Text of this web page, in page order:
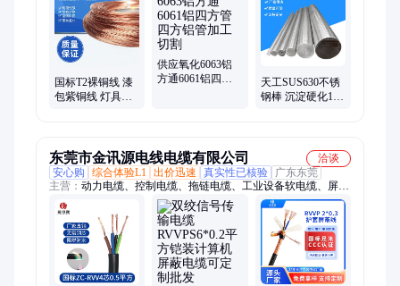
国标T2裸铜线 漆
包紫铜线 灯具铆
供应氧化6063铝
方通6061铝四方
天工SUS630不锈
钢棒 沉淀硬化17-
东莞市金讯源电线电缆有限公司
洽谈
安心购
综合体验L1 出价迅速 真实性已核验
广东东莞
主营： 动力电缆、控制电缆、拖链电缆、工业设备软电缆、屏蔽
双绞线、电源线RVV、高柔性拖链电缆、网络线、控制信号屏蔽
线